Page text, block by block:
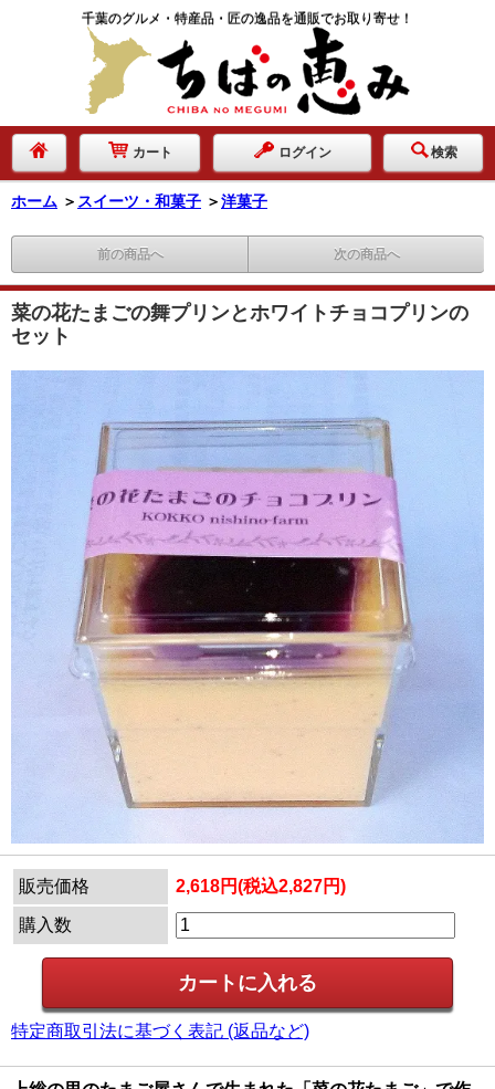
千葉のグルメ・特産品・匠の逸品を通販でお取り寄せ！
カート ログイン 検索
ホーム ＞ スイーツ・和菓子 ＞洋菓子
前の商品へ 次の商品へ
菜の花たまごの舞プリンとホワイトチョコプリンの
セット
販売価格 2,618円(税込2,827円)
購入数
特定商取引法に基づく表記 (返品など)